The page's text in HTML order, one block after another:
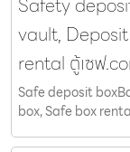
vault,
rental ตู้เซฟ
Safe deposit
box, Safe box